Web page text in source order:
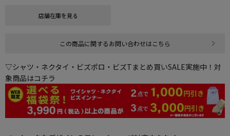
店舗在庫を見る
この商品に関するお問い合わせはこちら
▽シャツ・ネクタイ・ビズポロ・ビズTまとめ買いSALE実施中！対
象商品はコチラ